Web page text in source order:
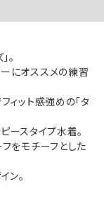
。
にオススメの練習
ィット感強めの「タ
ースタイプ水着。
をモチーフとした
ン。